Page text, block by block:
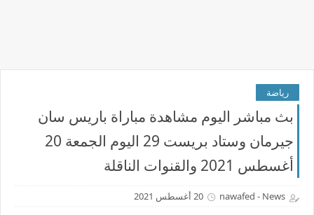
رياضة
بث مباشر اليوم مشاهدة مباراة باريس سان
جيرمان وستاد بريست 29 اليوم الجمعة 20
أغسطس 2021 والقنوات الناقلة
nawafed - News 20 أغسطس 2021